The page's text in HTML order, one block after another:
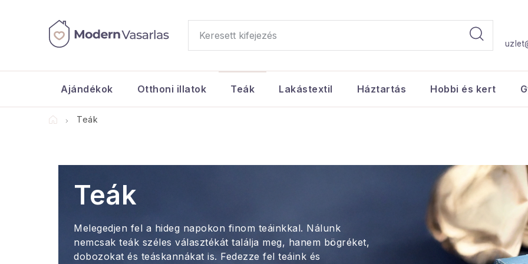
tartalomhoz
Ajándékok Otthoni illatok Teák Lakástextil Háztartás Hobbi és kert
Kezdőlap
Teák
Teák
Melegedjen fel a hideg napokon finom teáinkkal. Nálunk
nemcsak teák széles választékát találja meg, hanem bögréket,
dobozokat és teáskannákat is. Fedezze fel teáink és